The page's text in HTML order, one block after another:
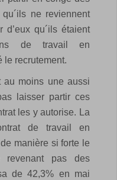
ne reviennent
d’eux qu´ils étaient
de travail en
le recrutement.
au moins une aussi
laisser partir ces
les y autorise. La
de travail en
manière si forte le
revenant pas des
de 42,3% en mai